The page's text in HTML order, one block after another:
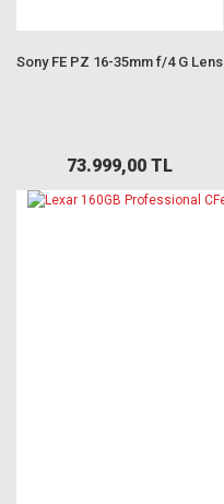
Sony FE PZ 16-35mm f/4 G Lens
73.999,00 TL